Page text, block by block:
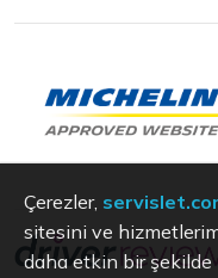
Çerezler,
sitesini ve
daha etkin bir şekilde